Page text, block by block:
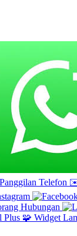
Panggilan Telefon
Hubungan
Plus 🧩 Widget